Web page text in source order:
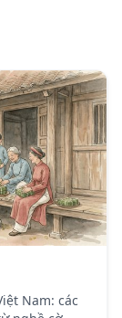
Nam: các